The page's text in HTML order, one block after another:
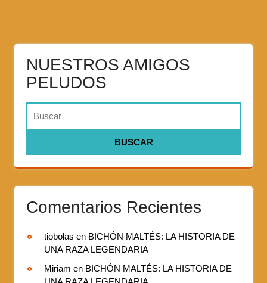
NUESTROS AMIGOS
PELUDOS
Comentarios Recientes
tiobolas en BICHÓN MALTÉS: LA HISTORIA DE
UNA RAZA LEGENDARIA
Miriam en BICHÓN MALTÉS: LA HISTORIA DE